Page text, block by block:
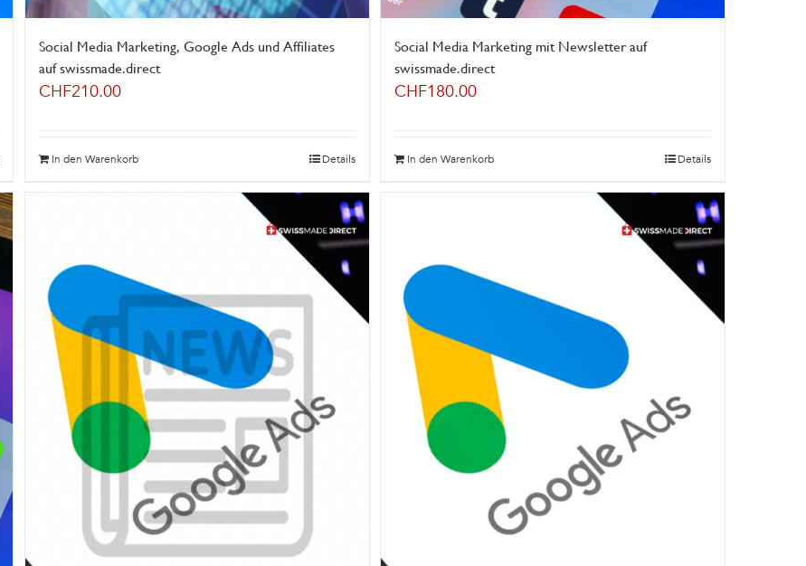
Social Media Marketing, Google Ads und Affiliates
auf swissmade.direct
CHF210.00
In den Warenkorb Details
Social Media Marketing mit Newsletter auf
swissmade.direct
CHF180.00
In den Warenkorb Details